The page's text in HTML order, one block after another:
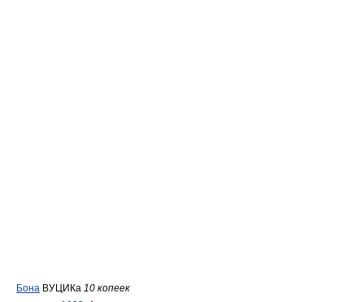
Бона ВУЦИКа 10 копеек